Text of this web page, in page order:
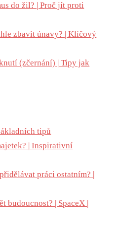
do žil? | Proč jít proti
zbavit únavy? | Klíčový
(zčernání) | Tipy jak
tipů
| Inspirativní
práci ostatním? |
budoucnost? | SpaceX |